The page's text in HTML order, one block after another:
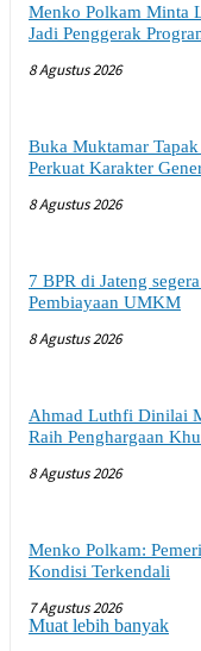
Menko Polkam Minta
Jadi Penggerak
8 Agustus 2026
Buka Muktamar
Perkuat Karakter
8 Agustus 2026
7 BPR di Jateng
Pembiayaan UMKM
8 Agustus 2026
Ahmad Luthfi Dinilai
Raih Penghargaan
8 Agustus 2026
Menko Polkam:
Kondisi Terkendali
7 Agustus 2026
Muat lebih banyak